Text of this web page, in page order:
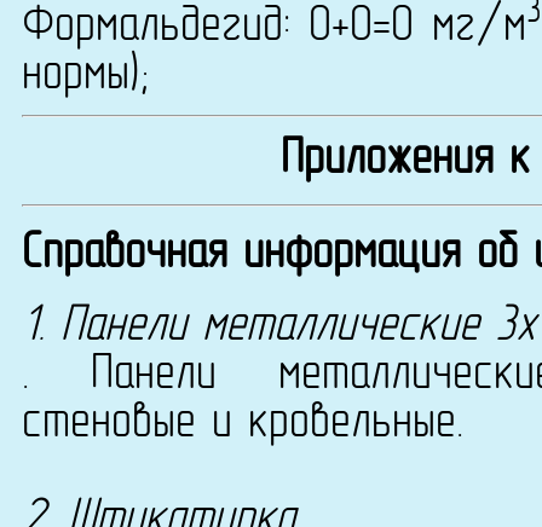
Формальдегид: 0+0=0 мг/м3
нормы);
Приложения
Справочная информация об
1. Панели металлические
. Панели
стеновые и кровельные.